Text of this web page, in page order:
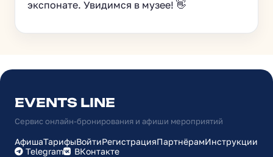
экспонате. Увидимся в музее! 👋
EVENTS LINE
Сервис онлайн-бронирования и афиши мероприятий
АфишаТарифыВойтиРегистрацияПартнёрамИнструкции
Telegram
ВКонтакте